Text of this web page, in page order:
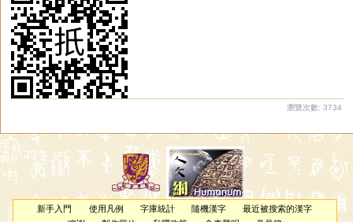
瀏覽次數: 3734
新手入門 使用凡例 字庫統計 隨機漢字
最近被搜索的漢字